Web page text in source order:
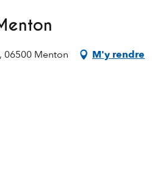
06500 Menton M'y rendre